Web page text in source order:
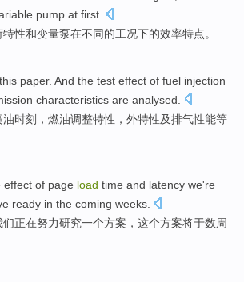
pump at first
特性和变量泵在不同的工况下的效率特点。
paper. And the test effect of fuel injection
characteristics are analysed
油时刻 ， 燃油调整特性 ，外特性及排气性能等
effect of page load time and latency we're
ready in the coming weeks.
们正在努力研究一个方案 ， 这个方案将于数周